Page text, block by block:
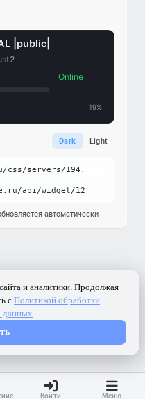
Dark Light
автоматически
Войти Меню